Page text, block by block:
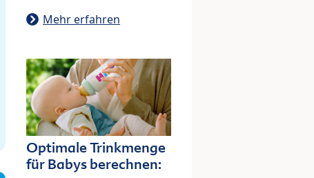
Mehr erfahren
Optimale Trinkmenge
für Babys berechnen: